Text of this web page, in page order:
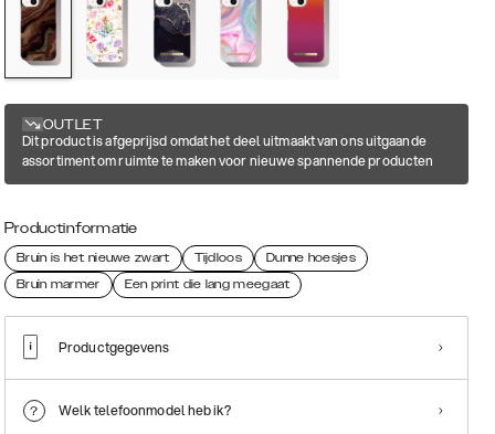
OUTLET
Dit product is afgeprijsd omdat het deel uitmaakt van ons uitgaande
assortiment om ruimte te maken voor nieuwe spannende producten
Productinformatie
Bruin is het nieuwe zwart Tijdloos
Dunne hoesjes
Bruin marmer
Een print die lang meegaat
Productgegevens
Welk telefoonmodel heb ik?